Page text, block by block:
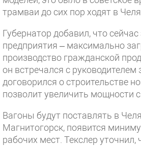
трамваи до сих пор ходят в
Губернатор добавил, что сейчас
предприятия – максимально
производство гражданской
он встречался с руководителем
договорился о строительстве
позволит увеличить мощности
Вагоны будут поставлять в
Магнитогорск, появится
рабочих мест. Текслер уточнил,